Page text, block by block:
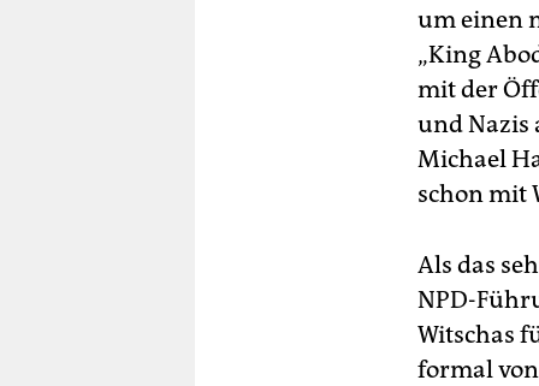
um einen
„King
mit der
und Nazis
Michael
schon mit
Als das
NPD-
Witschas
formal von